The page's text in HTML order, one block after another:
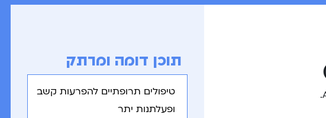
תוכן דומה ומרתק
טיפולים תרופתיים להפרעות קשב
ופעלתנות יתר